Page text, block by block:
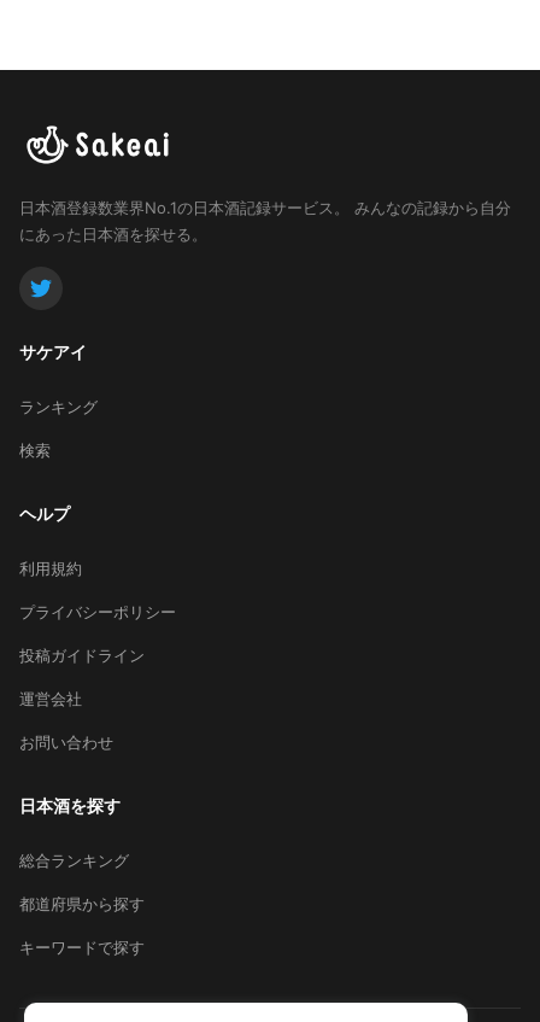
日本酒登録数業界No.1の日本酒記録サービス。
みんなの記録から自分
にあった日本酒を探せる。
サケアイ
ランキング
検索
ヘルプ
利用規約
プライバシーポリシー
投稿ガイドライン
運営会社
お問い合わせ
日本酒を探す
総合ランキング
都道府県から探す
キーワードで探す